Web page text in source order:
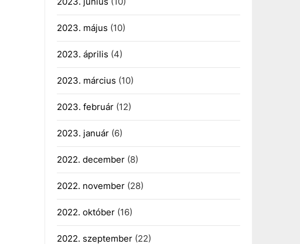
2023. május (10)
2023. április (4)
2023. március (10)
2023. február(12)
2023. január(6)
2022. december(8)
2022. november(28)
2022. október(16)
2022. szeptember(22)